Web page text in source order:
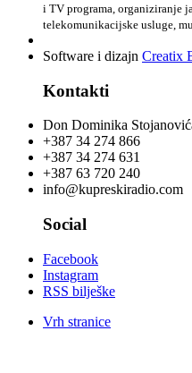
i TV programa, organiziranje
telekomunikacijske usluge,
Software i dizajn Creatix
Kontakti
Don Dominika
+387 34 274 866
+387 34 274 631
+387 63 720 240
info@kupreskiradio.com
Social
Facebook
Instagram
RSS bilješke
Vrh stranice